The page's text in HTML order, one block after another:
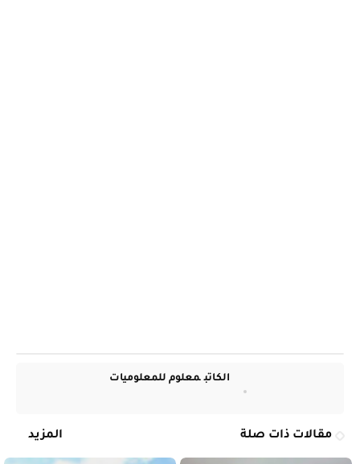
الكاتب معلوم للمعلوميات
مقالات ذات صلة المزيد